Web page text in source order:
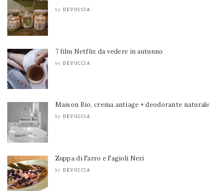
by DEVUCCIA
7 film Netflix da vedere in autunno
by DEVUCCIA
Maison Bio, crema antiage + deodorante naturale
by DEVUCCIA
Zuppa di Farro e Fagioli Neri
by DEVUCCIA